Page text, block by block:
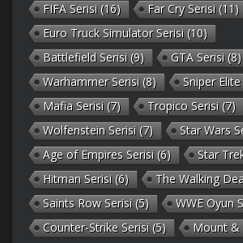
FIFA Serisi (16) Far Cry Serisi (11)
Euro Truck Simulator Serisi (10)
Battlefield Serisi (9) GTA Serisi (8)
Warhammer Serisi (8) Sniper
Mafia Serisi (7) Tropico Serisi (7)
Wolfenstein Serisi (7) Star Wars
Age of Empires Serisi (6) Star
Hitman Serisi (6) The Walking
Saints Row Serisi (5) WWE Oyun
Counter-Strike Serisi (5) Mount &